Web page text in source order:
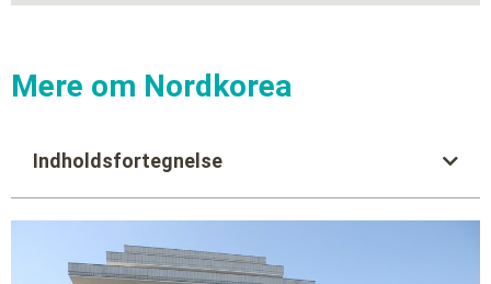
Mere om Nordkorea
Indholdsfortegnelse